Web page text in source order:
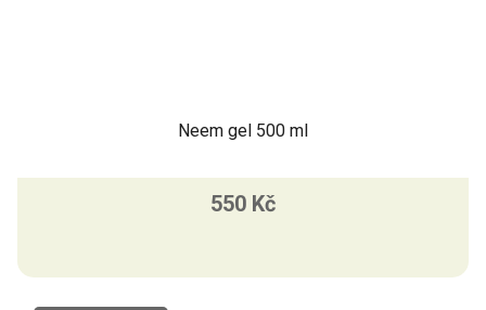
Neem gel 500 ml
550 Kč